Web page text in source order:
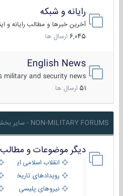
رایانه و شبکه
آخرین خبرها و مطالب رایانه و
6,045 ارسال ها
English News
military and security news
51 ارسال ها
NON-MILITARY FORUMS - سایر بخشها
دیگر موضوعات و مطالب
انقلاب اسلامی ایران
رویدادهای تاریخی و
نیروهای پلیسی